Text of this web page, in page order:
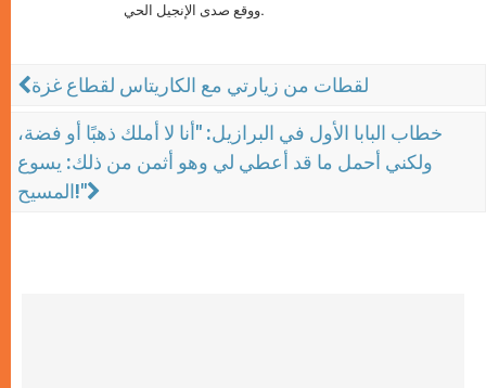
ووقع صدى الإنجيل الحي.
لقطات من زيارتي مع الكاريتاس لقطاع غزة
خطاب البابا الأول في البرازيل: "أنا لا أملك ذهبًا أو فضة،
ولكني أحمل ما قد أعطي لي وهو أثمن من ذلك: يسوع
المسيح!"